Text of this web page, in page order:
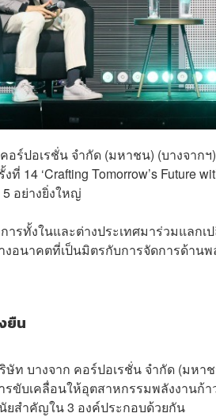
ร์ปอเรชั่น จำกัด (มหาชน) (บางจากฯ
14 ‘Crafting Tomorrow’s Future
อย่างยิ่งใหญ่
รทั้งในและต่างประเทศมาร่วมแลกเ
นาคตที่เป็นมิตรกับการจัดการด้านพ
ยืน
ท บางจาก คอร์ปอเรชั่น จำกัด (มหา
ขับเคลื่อนให้อุตสาหกรรมพลังงานก้า
ยสำคัญใน 3 องค์ประกอบด้วยกัน